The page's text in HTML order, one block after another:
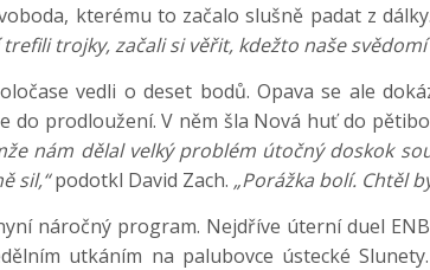
kterému to začalo slušně padat z dálky.
trojky, začali si věřit, kdežto naše
vedli o deset bodů. Opava se ale
do prodloužení. V něm šla Nová huť do
nám dělal velký problém útočný doskok
sil,“podotkl David Zach. „Porážka bolí. Chtěl
náročný program. Nejdříve úterní duel
utkáním na palubovce ústecké Slunety.